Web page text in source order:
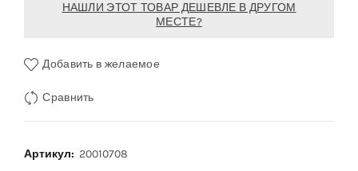
НАШЛИ ЭТОТ ТОВАР ДЕШЕВЛЕ В ДРУГОМ
МЕСТЕ?
Добавить в желаемое
Сравнить
Артикул: 20010708